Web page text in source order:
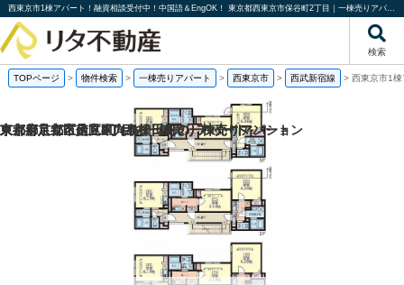
西東京市1棟アパート！融資相談受付中！中国語＆EngOK！ 東京都西東京市保谷町2丁目｜一棟売りアパート｜投資物件や収益物件｜株式会社リタ不動産
検索
TOPページ > 物件検索 > 一棟売りアパート > 西東京市 > 西武新宿線 > 西東京市1
京都府京都市伏見区向島津田町の一棟売りマンション
京都府京都市南区東九条松田町の一棟売りアパート
東京都足立区足立2丁目の一棟売りアパート
東京都足立区足立4丁目の一棟売りアパート